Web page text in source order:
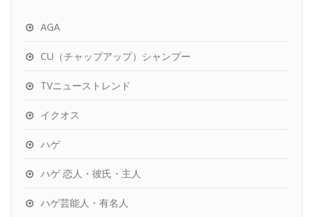
AGA
CU（チャップアップ）シャンプー
TVニューストレンド
イクオス
ハゲ
ハゲ 恋人・彼氏・主人
ハゲ芸能人・有名人